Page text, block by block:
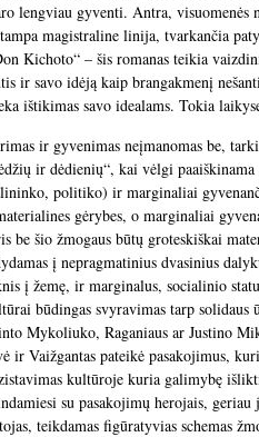
lengviau gyventi. Antra,
magistraline linija, tvarkančia
Kichoto“ – šis romanas teikia
ir savo idėją kaip brangakmenį
ištikimas savo idealams. Tokia
ir gyvenimas neįmanomas be,
ir dėdienių“, kai vėlgi
politiko) ir marginaliai
gėrybes, o marginaliai
be šio žmogaus būtų groteskiškai
į nepragmatinius dvasinius
į žemę, ir marginalus, socialinio
būdingas svyravimas tarp
Mykoliuko, Raganiaus ar Justino
ir Vaižgantas pateikė pasakojimus,
kultūroje kuria galimybę
su pasakojimų herojais,
teikdamas figūratyvias schemas